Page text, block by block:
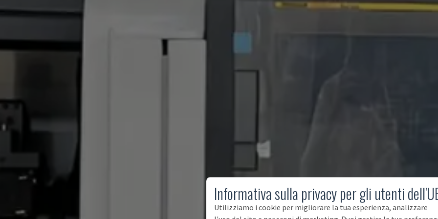
Informativa sulla privacy per gli utenti
Utilizziamo i cookie per migliorare la tua esperienza, analizzare